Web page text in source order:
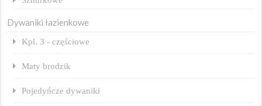
Dywaniki łazienkowe
Kpl. 3 - częściowe
Maty brodzik
Pojedyńcze dywaniki